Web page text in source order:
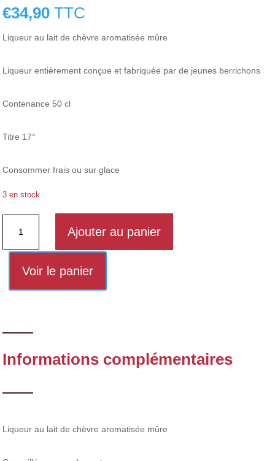
€34,90 TTC
Liqueur au lait de chèvre aromatisée mûre
Liqueur entièrement conçue et fabriquée par de jeunes berrichons
Contenance 50 cl
Titre 17°
Consommer frais ou sur glace
3 en stock
Liqueur
chèvre
Ajouter au panier
Voir le panier
Informations complémentaires
Liqueur au lait de chèvre aromatisée mûre